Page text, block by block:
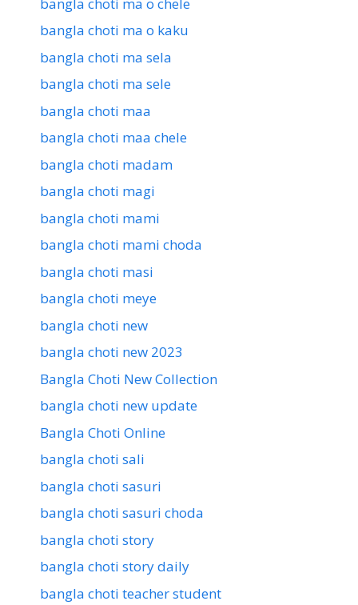
bangla choti ma o kaku
bangla choti ma sela
bangla choti ma sele
bangla choti maa
bangla choti maa chele
bangla choti madam
bangla choti magi
bangla choti mami
bangla choti mami choda
bangla choti masi
bangla choti meye
bangla choti new
bangla choti new 2023
Bangla Choti New Collection
bangla choti new update
Bangla Choti Online
bangla choti sali
bangla choti sasuri
bangla choti sasuri choda
bangla choti story
bangla choti story daily
bangla choti teacher student